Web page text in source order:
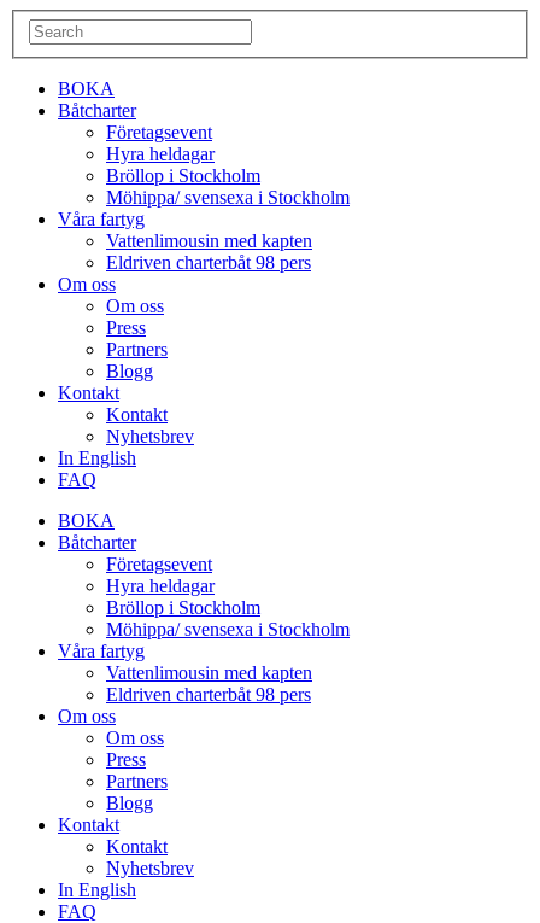
BOKA
Båtcharter
Företagsevent
Hyra heldagar
Bröllop i Stockholm
Möhippa/ svensexa i Stockholm
Våra fartyg
Vattenlimousin med kapten
Eldriven charterbåt 98 pers
Om oss
Om oss
Press
Partners
Blogg
Kontakt
Kontakt
Nyhetsbrev
In English
FAQ
BOKA
Båtcharter
Företagsevent
Hyra heldagar
Bröllop i Stockholm
Möhippa/ svensexa i Stockholm
Våra fartyg
Vattenlimousin med kapten
Eldriven charterbåt 98 pers
Om oss
Om oss
Press
Partners
Blogg
Kontakt
Kontakt
Nyhetsbrev
In English
FAQ